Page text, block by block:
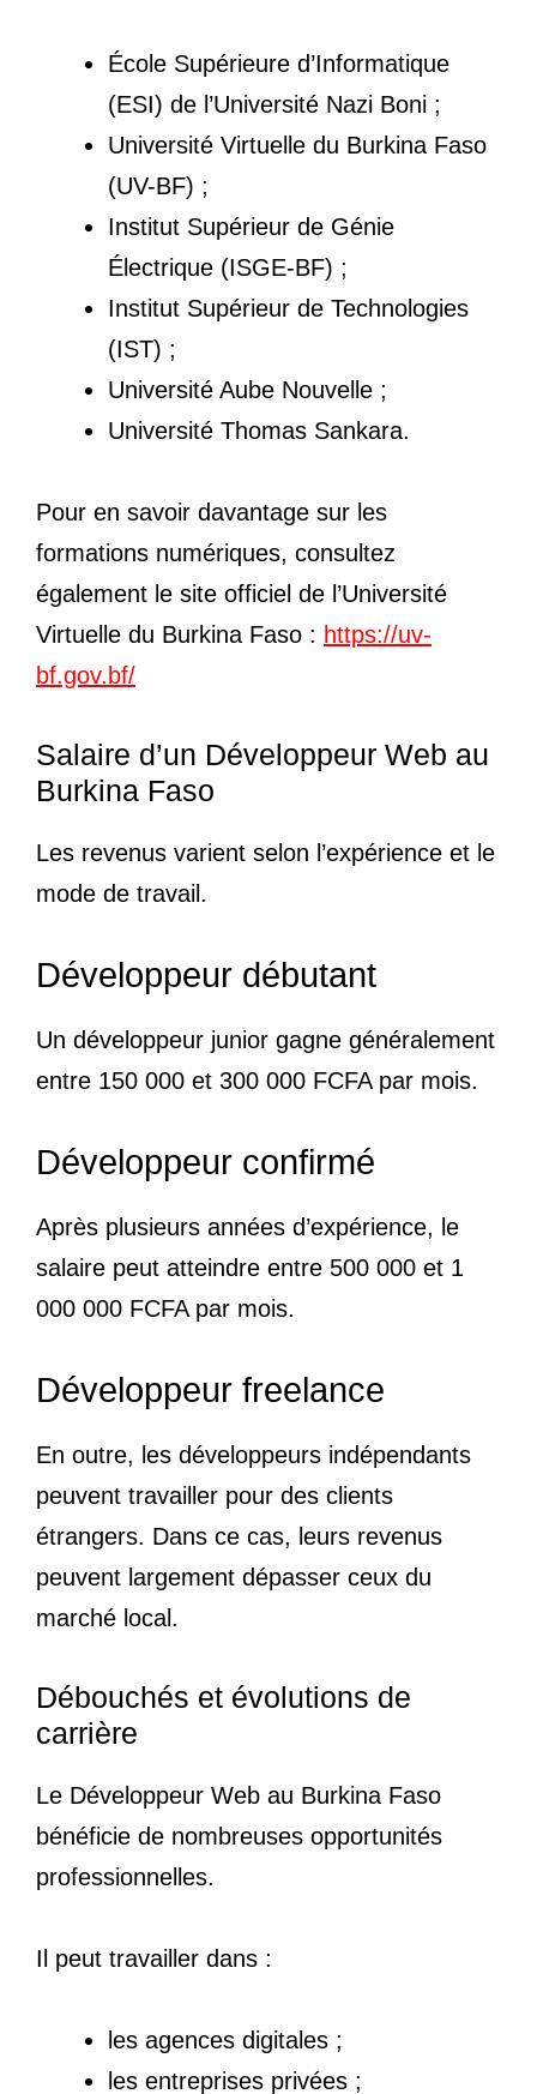
École Supérieure d’Informatique
(ESI) de l’Université Nazi Boni ;
Université Virtuelle du Burkina Faso
(UV-BF) ;
Institut Supérieur de Génie
Électrique (ISGE-BF) ;
Institut Supérieur de Technologies
(IST) ;
Université Aube Nouvelle ;
Université Thomas Sankara.
Pour en savoir davantage sur les
formations numériques, consultez
également le site officiel de l’Université
Virtuelle du Burkina Faso : https://uv-
bf.gov.bf/
Salaire d’un Développeur Web au
Burkina Faso
Les revenus varient selon l’expérience et le
mode de travail.
Développeur débutant
Un développeur junior gagne généralement
entre 150 000 et 300 000 FCFA par mois.
Développeur confirmé
Après plusieurs années d’expérience, le
salaire peut atteindre entre 500 000 et 1
000 000 FCFA par mois.
Développeur freelance
En outre, les développeurs indépendants
peuvent travailler pour des clients
étrangers. Dans ce cas, leurs revenus
peuvent largement dépasser ceux du
marché local.
Débouchés et évolutions de
carrière
Le Développeur Web au Burkina Faso
bénéficie de nombreuses opportunités
professionnelles.
Il peut travailler dans :
les agences digitales ;
les entreprises privées ;